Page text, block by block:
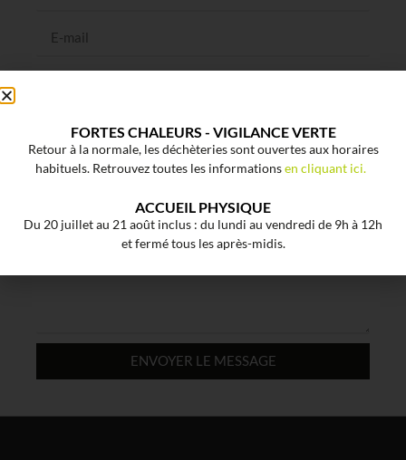
ENVOYER LE MESSAGE
FORTES CHALEURS - VIGILANCE VERTE
Retour à la normale, les déchèteries sont ouvertes aux horaires
habituels. Retrouvez toutes les informationsen cliquant ici.
ACCUEIL PHYSIQUE
Du 20 juillet au 21 août inclus : du lundi au vendredi de 9h à 12h
et fermé tous les après-midis.